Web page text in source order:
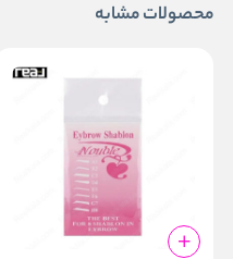
محصولات مشابه